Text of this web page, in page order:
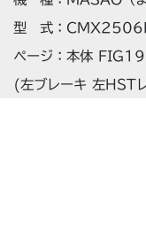
型 式：
ページ：本体 FIG19
(左ブレーキ 左HST